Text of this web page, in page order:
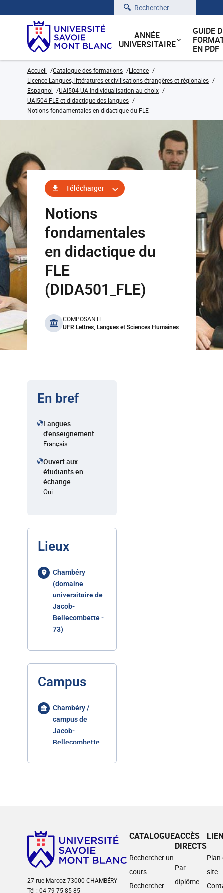
Rechercher
ANNÉE
UNIVERSITAIRE
GUIDE
EN PDF
Accueil Catalogue des formations
Licence
Licence Langues, littératures et civilisations étrangères et régionales
Espagnol
UAI504 UA Individualisation au choix
UAI504 FLE et didactique des langues
Notions fondamentales en didactique du FLE
Télécharger
Notions
fondamentales
en didactique du
FLE
(DIDA501_FLE)
benefits
COMPOSANTE
UFR Lettres, Langues et Sciences Humaines
En bref
Langues
d'enseignement
Français
Ouvert aux
étudiants en
échange
Oui
Lieux
Chambéry
(domaine
universitaire de
Jacob-
Bellecombette -
73)
Campus
Chambéry /
campus de
Jacob-
Bellecombette
27 rue Marcoz 73000 CHAMBÉRY
Tél : 04 79 75 85 85
CATALOGUE
Rechercher un
cours
Rechercher
ACCÈS
DIRECTS
Par
diplôme
Plan
site